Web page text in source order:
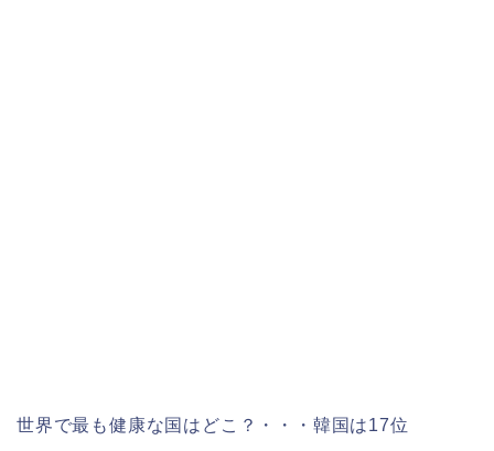
世界で最も健康な国はどこ？・・・韓国は17位